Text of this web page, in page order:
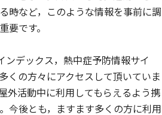
時など，このような情報を事前に調
要です。
デックス，熱中症予防情報サイ
くの方々にアクセスして頂いていま
外活動中に利用してもらえるよう携
今後とも，ますます多くの方に利用